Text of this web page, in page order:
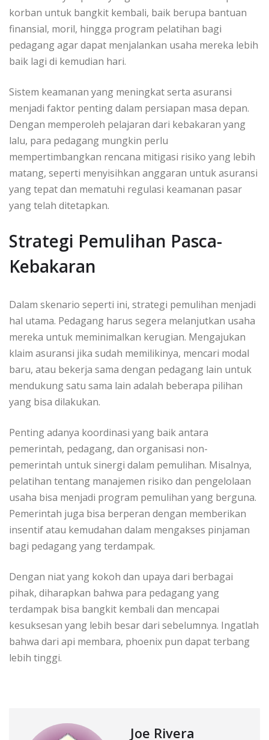
korban untuk bangkit kembali, baik berupa bantuan
finansial, moril, hingga program pelatihan bagi
pedagang agar dapat menjalankan usaha mereka lebih
baik lagi di kemudian hari.
Sistem keamanan yang meningkat serta asuransi
menjadi faktor penting dalam persiapan masa depan.
Dengan memperoleh pelajaran dari kebakaran yang
lalu, para pedagang mungkin perlu
mempertimbangkan rencana mitigasi risiko yang lebih
matang, seperti menyisihkan anggaran untuk asuransi
yang tepat dan mematuhi regulasi keamanan pasar
yang telah ditetapkan.
Strategi Pemulihan Pasca-
Kebakaran
Dalam skenario seperti ini, strategi pemulihan menjadi
hal utama. Pedagang harus segera melanjutkan usaha
mereka untuk meminimalkan kerugian. Mengajukan
klaim asuransi jika sudah memilikinya, mencari modal
baru, atau bekerja sama dengan pedagang lain untuk
mendukung satu sama lain adalah beberapa pilihan
yang bisa dilakukan.
Penting adanya koordinasi yang baik antara
pemerintah, pedagang, dan organisasi non-
pemerintah untuk sinergi dalam pemulihan. Misalnya,
pelatihan tentang manajemen risiko dan pengelolaan
usaha bisa menjadi program pemulihan yang berguna.
Pemerintah juga bisa berperan dengan memberikan
insentif atau kemudahan dalam mengakses pinjaman
bagi pedagang yang terdampak.
Dengan niat yang kokoh dan upaya dari berbagai
pihak, diharapkan bahwa para pedagang yang
terdampak bisa bangkit kembali dan mencapai
kesuksesan yang lebih besar dari sebelumnya. Ingatlah
bahwa dari api membara, phoenix pun dapat terbang
lebih tinggi.
Joe Rivera